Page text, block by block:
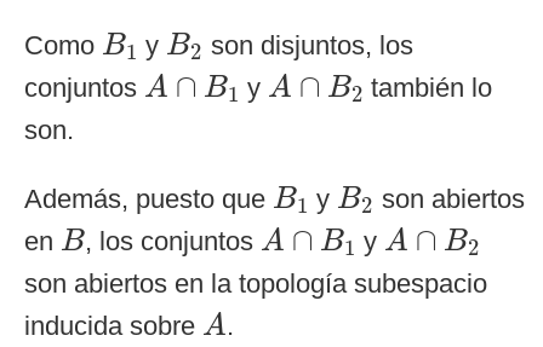
Como B1
B1 y B2
B2
son disjuntos, los
conjuntos A ∩ B1
A ∩B 1 y A ∩ B2
A ∩B 2
también lo
son.
Además, puesto que B1
B1 y B2
B2
son abiertos
en B
B , los conjuntos A ∩ B1
A ∩B 1 y A ∩ B2
A ∩B 2
son abiertos en la topología subespacio
inducida sobre A
A .